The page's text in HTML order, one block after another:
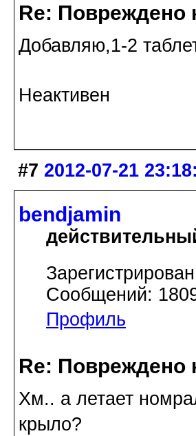
Re: Повреждено
Добавляю,1-2
Неактивен
#7 2012-07-21
bendjamin
Сообщений:
Профиль
Re: Повреждено
Хм.. а летает
крыло?